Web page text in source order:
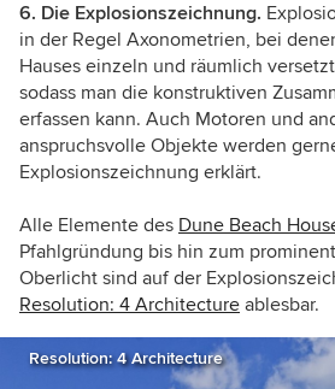
6. Die Explosionszeichnung.
in der Regel Axonometrien, bei
Hauses einzeln und räumlich
sodass man die konstruktiven
erfassen kann. Auch Motoren und
anspruchsvolle Objekte werden
Explosionszeichnung erklärt.
Alle Elemente des Dune Beach
Pfahlgründung bis hin zum
Oberlicht sind auf der
Resolution: 4 Architecture ablesbar.
Resolution: 4 Architecture